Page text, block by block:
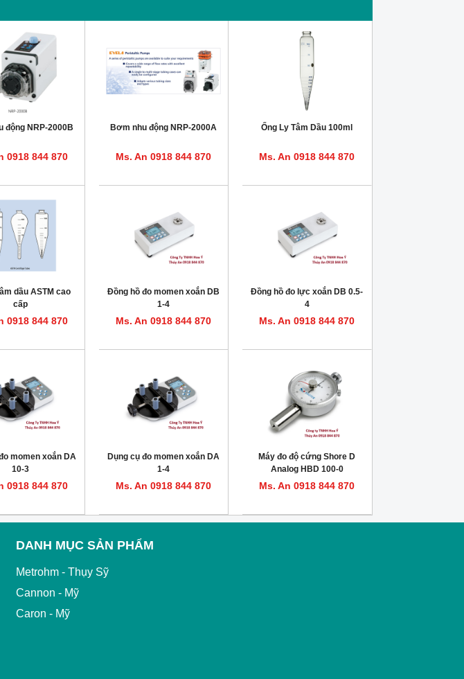
động NRP-2000B
0918 844 870
Bơm nhu động NRP-2000A
Ms. An 0918 844 870
Ống Ly Tâm Dầu 100ml
Ms. An 0918 844 870
dầu ASTM cao
cấp
0918 844 870
Đồng hồ đo momen xoắn DB
1-4
Ms. An 0918 844 870
Đồng hồ đo lực xoắn DB 0.5-
4
Ms. An 0918 844 870
momen xoắn DA
10-3
0918 844 870
Dụng cụ đo momen xoắn DA
1-4
Ms. An 0918 844 870
Máy đo độ cứng Shore D
Analog HBD 100-0
Ms. An 0918 844 870
DANH MỤC SẢN PHẨM
Metrohm - Thụy Sỹ
Cannon - Mỹ
Caron - Mỹ